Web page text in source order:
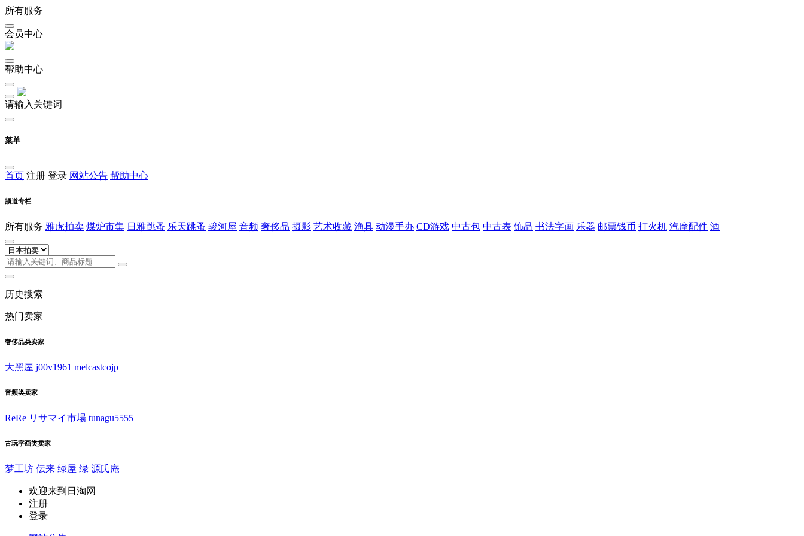
所有服务
会员中心
帮助中心
请输入关键词
菜单
首页 注册 登录 网站公告 帮助中心
频道专栏
所有服务 雅虎拍卖 煤炉市集 日雅跳蚤 乐天跳蚤 骏河屋 音频 奢侈品 摄影 艺术收藏 渔具 动漫手办 CD游戏 中古包 中古表 饰品 书法字画 乐器 邮票钱币 打火机 汽摩配件 酒
历史搜索
热门卖家
奢侈品类卖家
大黑屋 j00v1961 melcastcojp
音频类卖家
ReRe リサマイ市場 tunagu5555
古玩字画类卖家
梦工坊 伝来 绿屋 绿 源氏庵
欢迎来到日淘网
注册
登录